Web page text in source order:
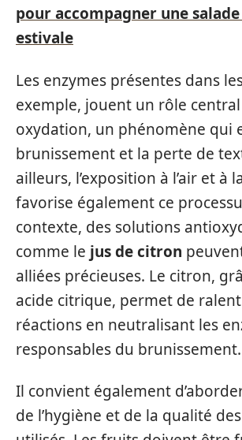
pour accompagner une
estivale
Les enzymes présentes dans
exemple, jouent un rôle
oxydation, un phénomène qui
brunissement et la perte de
ailleurs, l’exposition à l’air et à
favorise également ce
contexte, des solutions
comme le jus de citron
alliées précieuses. Le citron,
acide citrique, permet de
réactions en neutralisant les
responsables du brunissement.
Il convient également
de l’hygiène et de la qualité